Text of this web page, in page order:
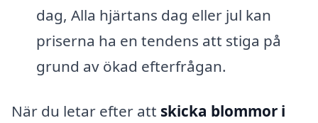
dag, Alla hjärtans dag eller jul kan
priserna ha en tendens att stiga på
grund av ökad efterfrågan.
När du letar efter att skicka blommor i